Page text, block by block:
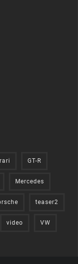
GT-R
Mercedes
teaser2
video VW